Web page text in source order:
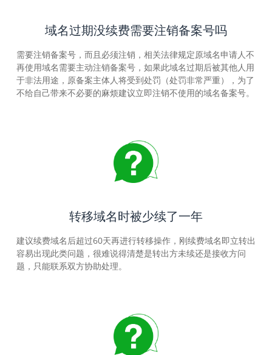
域名过期没续费需要注销备案号吗
需要注销备案号，而且必须注销，相关法律规定原域名申请人不
再使用域名需要主动注销备案号，如果此域名过期后被其他人用
于非法用途，原备案主体人将受到处罚（处罚非常严重），为了
不给自己带来不必要的麻烦建议立即注销不使用的域名备案号。
转移域名时被少续了一年
建议续费域名后超过60天再进行转移操作，刚续费域名即立转出
容易出现此类问题，很难说得清楚是转出方未续还是接收方问
题，只能联系双方协助处理。